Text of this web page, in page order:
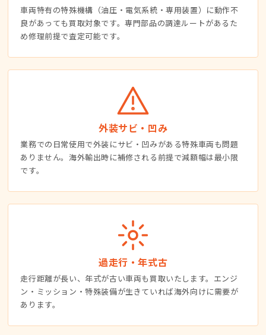
車両特有の特殊機構（油圧・電気系統・専用装置）に動作不
良があっても買取対象です。専門部品の調達ルートがあるた
め修理前提で査定可能です。
外装サビ・凹み
業務での日常使用で外装にサビ・凹みがある特殊車両も問題
ありません。海外輸出時に補修される前提で減額幅は最小限
です。
過走行・年式古
走行距離が長い、年式が古い車両も買取いたします。エンジ
ン・ミッション・特殊装備が生きていれば海外向けに需要が
あります。